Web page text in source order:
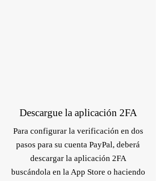
Descargue la aplicación 2FA
Para configurar la verificación en dos
pasos para su cuenta PayPal, deberá
descargar la aplicación 2FA
buscándola en la App Store o haciendo